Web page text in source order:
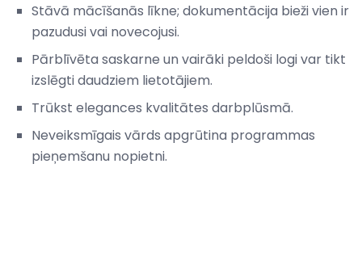
Stāvā mācīšanās līkne; dokumentācija bieži vien ir
pazudusi vai novecojusi.
Pārblīvēta saskarne un vairāki peldoši logi var tikt
izslēgti daudziem lietotājiem.
Trūkst elegances kvalitātes darbplūsmā.
Neveiksmīgais vārds apgrūtina programmas
pieņemšanu nopietni.